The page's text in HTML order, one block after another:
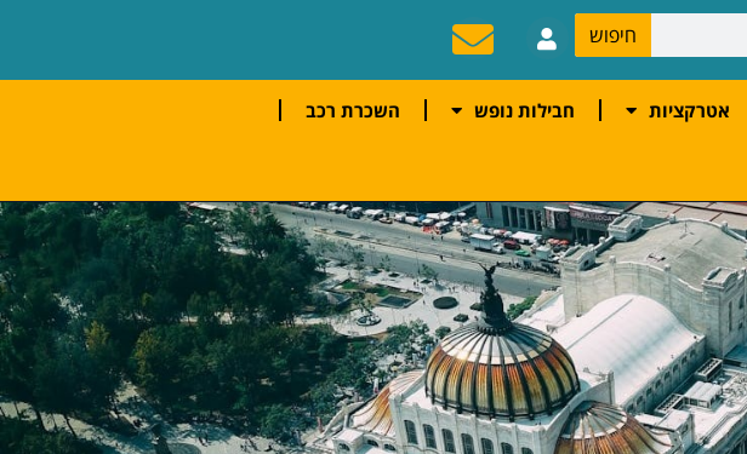
חיפוש
אטרקציות חבילות נופש השכרת רכב